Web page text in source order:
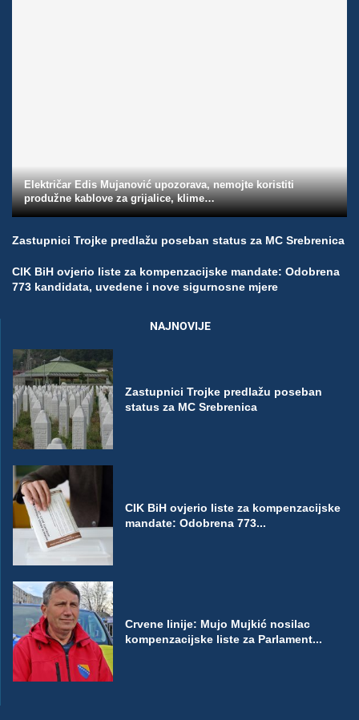
Električar Edis Mujanović upozorava, nemojte koristiti
produžne kablove za grijalice, klime…
Zastupnici Trojke predlažu poseban status za MC Srebrenica
CIK BiH ovjerio liste za kompenzacijske mandate: Odobrena
773 kandidata, uvedene i nove sigurnosne mjere
NAJNOVIJE
Zastupnici Trojke predlažu poseban
status za MC Srebrenica
CIK BiH ovjerio liste za kompenzacijske
mandate: Odobrena 773...
Crvene linije: Mujo Mujkić nosilac
kompenzacijske liste za Parlament...